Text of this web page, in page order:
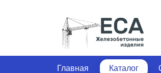
Главная Каталог